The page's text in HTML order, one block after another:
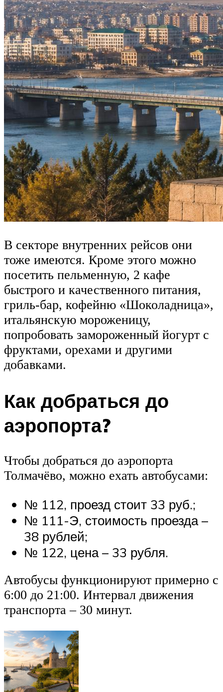
В секторе внутренних рейсов они
тоже имеются. Кроме этого можно
посетить пельменную, 2 кафе
быстрого и качественного питания,
гриль-бар, кофейню «Шоколадница»,
итальянскую мороженицу,
попробовать замороженный йогурт с
фруктами, орехами и другими
добавками.
Как добраться до
аэропорта?
Чтобы добраться до аэропорта
Толмачёво, можно ехать автобусами:
№ 112, проезд стоит 33 руб.;
№ 111-Э, стоимость проезда –
38 рублей;
№ 122, цена – 33 рубля.
Автобусы функционируют примерно с
6:00 до 21:00. Интервал движения
транспорта – 30 минут.